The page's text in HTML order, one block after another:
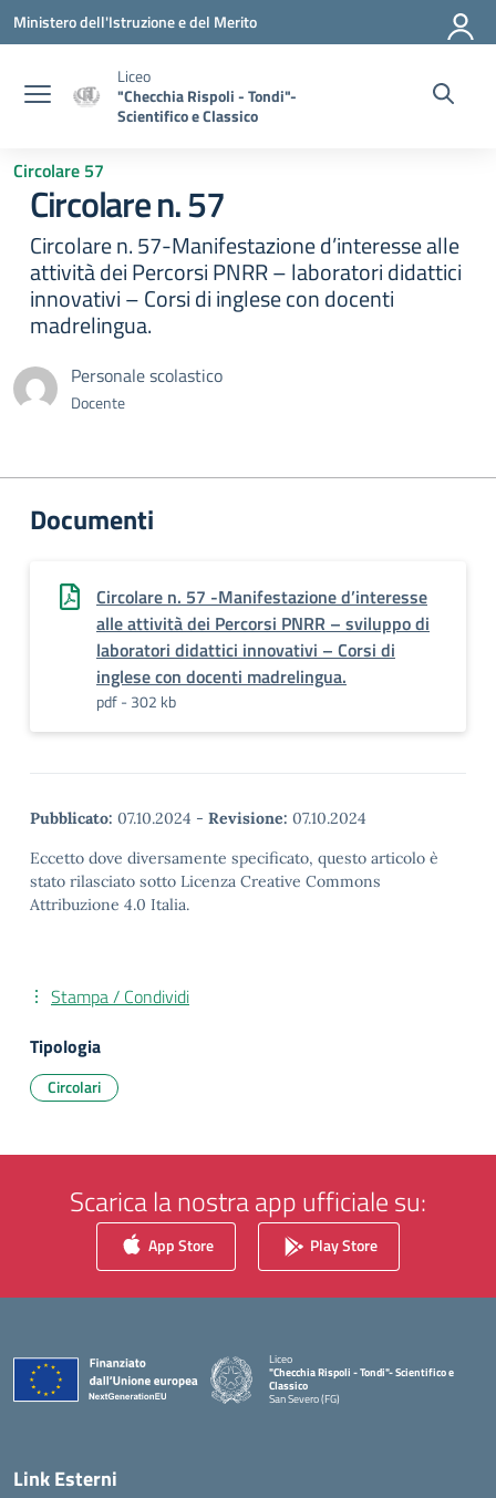
Vai ai contenuti
Vai al menu di navigazione
Vai al footer
Ministero dell'Istruzione e del Merito
Liceo
"Checchia Rispoli - Tondi"-
Scientifico e Classico
Circolare 57
Circolare n. 57
Circolare n. 57-Manifestazione d’interesse alle
attività dei Percorsi PNRR – laboratori didattici
innovativi – Corsi di inglese con docenti
madrelingua.
Personale scolastico
Docente
Documenti
Circolare n. 57 -Manifestazione d’interesse
alle attività dei Percorsi PNRR – sviluppo di
laboratori didattici innovativi – Corsi di
inglese con docenti madrelingua.
pdf - 302 kb
Pubblicato: 07.10.2024 - Revisione: 07.10.2024
Eccetto dove diversamente specificato, questo articolo è
stato rilasciato sotto Licenza Creative Commons
Attribuzione 4.0 Italia.
Stampa / Condividi
Tipologia
Circolari
Scarica la nostra app ufficiale su:
App Store Play Store
Liceo
"Checchia Rispoli - Tondi"- Scientifico e
Classico
San Severo (FG)
Link Esterni